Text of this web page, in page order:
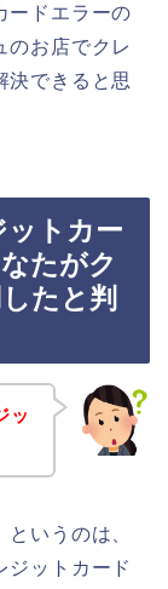
ードエラーの
のお店でクレ
決できると思
トカー
たがク
たと判
ッ
いうのは、
ジットカード